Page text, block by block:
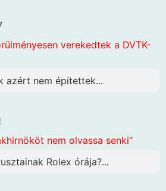
verekedtek a DVTK-
azért nem építettek...
nem olvassa senki”
Rolex órája?...